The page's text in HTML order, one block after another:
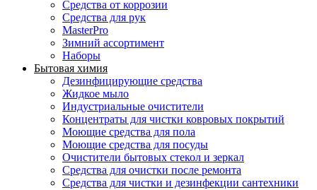
Средства от коррозии
Средства для рук
MasterPro
Зимний ассортимент
Наборы
Бытовая химия
Дезинфицирующие средства
Жидкое мыло
Индустриальные очистители
Концентраты для чистки ковровых покрытий
Моющие средства для пола
Моющие средства для посуды
Очистители бытовых стекол и зеркал
Средства для очистки после ремонта
Средства для чистки и дезинфекции сантехники